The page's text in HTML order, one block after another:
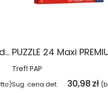
PUZZLE 160 Kapibara Rodzina Treflików 15446
Trefl PAP
Sug. cena det. 30,98 zł